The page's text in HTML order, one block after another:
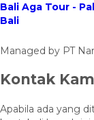
Bali Aga Tour -
Bali
Managed by PT
Kontak
Apabila ada yang